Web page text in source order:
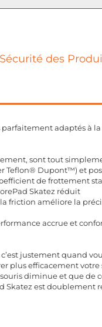
Sécurité des
adaptés à
sont tout
Teflon® Dupont™) et
de frottement
Skatez réduit
friction améliore la
accrue et
justement quand
plus efficacement votre
diminue et que de
Skatez est doublement